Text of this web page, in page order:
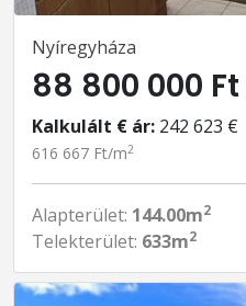
Nyíregyháza
88 800 000 Ft
Kalkulált € ár: 242 623 €
616 667 Ft/m2
Alapterület: 144.00m2
Telekterület: 633m2